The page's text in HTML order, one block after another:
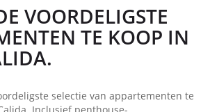
VOORDELIGSTE
TE KOOP IN
selectie van appartementen te
Inclusief penthouse-